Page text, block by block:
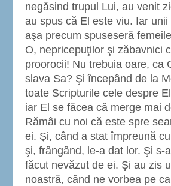
negăsind trupul Lui, au venit
au spus că El este viu. Iar
aşa precum spuseseră
O, nepricepuţilor şi zăbavnici
proorocii! Nu trebuia oare, ca
slava Sa? Şi începând de la
toate Scripturile cele despre
iar El se făcea că merge mai
Rămâi cu noi că este spre
ei. Şi, când a stat împreună
şi, frângând, le-a dat lor. Şi s-
făcut nevăzut de ei. Şi au zis
noastră, când ne vorbea pe